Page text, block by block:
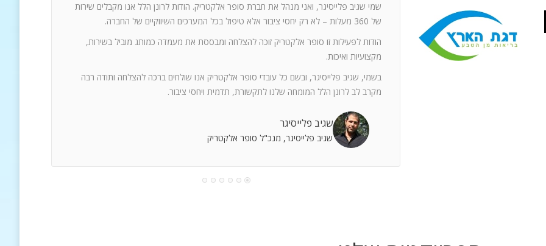
שמי שגיב פלייסיגר, ואני מנהל את חברת סופר אלקטריק. הודות לרונן הלל אנו מקבלים שירות
של 360 מעלות – לא רק יחסי ציבור אלא טיפול בכל המערכים השיווקיים של החברה.
הודות לפעילות זו סופר אלקטריק זוכה להצלחה ומבססת את מעמדה כמותג מוביל בשירות,
מקצועיות ואיכות.
בשמי, שגיב פלייסיגר, ובשם כל עובדי סופר אלקטריק אנו שולחים ברכה להצלחה ותודה רבה
מקרב לב לרונן הלל המומחה שלנו לתקשורת, תדמית ויחסי ציבור.
שגיב פלייסיגר
שגיב פלייסיגר, מנכ"ל סופר אלקטריק
חפץ ובקבועי זמן קצרים.
מימד פרסומי ומכיר את רזי הפעלתו. על אף
לצוות שלי ולי את התחושה, שרק אנו
שגורות בפיך. המאגר האנרגטי שלך בלתי